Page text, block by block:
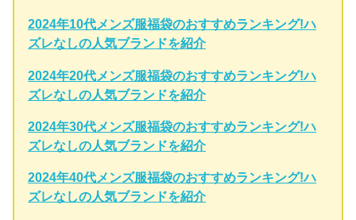
2024年10代メンズ服福袋のおすすめランキング!ハ
ズレなしの人気ブランドを紹介
2024年20代メンズ服福袋のおすすめランキング!ハ
ズレなしの人気ブランドを紹介
2024年30代メンズ服福袋のおすすめランキング!ハ
ズレなしの人気ブランドを紹介
2024年40代メンズ服福袋のおすすめランキング!ハ
ズレなしの人気ブランドを紹介